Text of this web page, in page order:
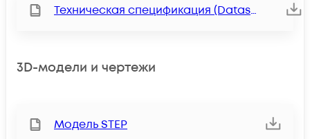
Техническая спецификация (Datasheet)
3D-модели и чертежи
Модель STEP